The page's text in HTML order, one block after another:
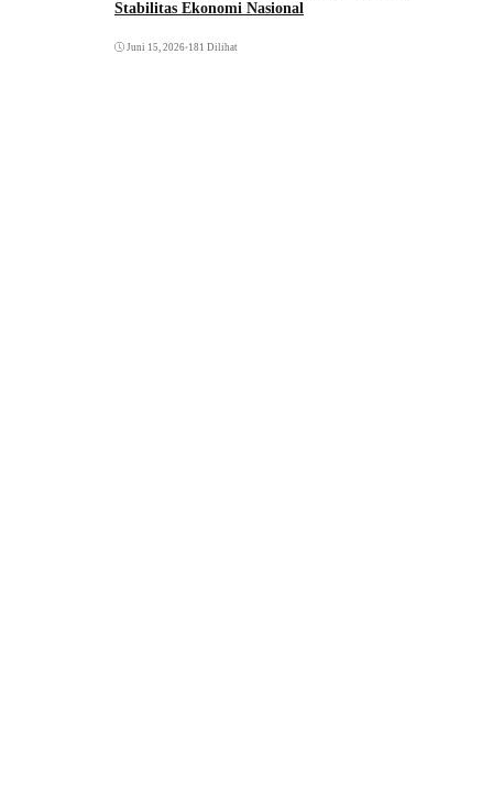
Stabilitas Ekonomi Nasional
Juni 15, 2026•181 Dilihat